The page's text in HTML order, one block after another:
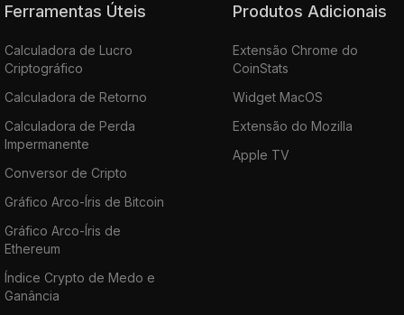
Ferramentas Úteis
Calculadora de Lucro
Criptográfico
Calculadora de Retorno
Calculadora de Perda
Impermanente
Conversor de Cripto
Gráfico Arco-Íris de Bitcoin
Gráfico Arco-Íris de
Ethereum
Índice Crypto de Medo e
Ganância
Produtos Adicionais
Extensão Chrome do
CoinStats
Widget MacOS
Extensão do Mozilla
Apple TV